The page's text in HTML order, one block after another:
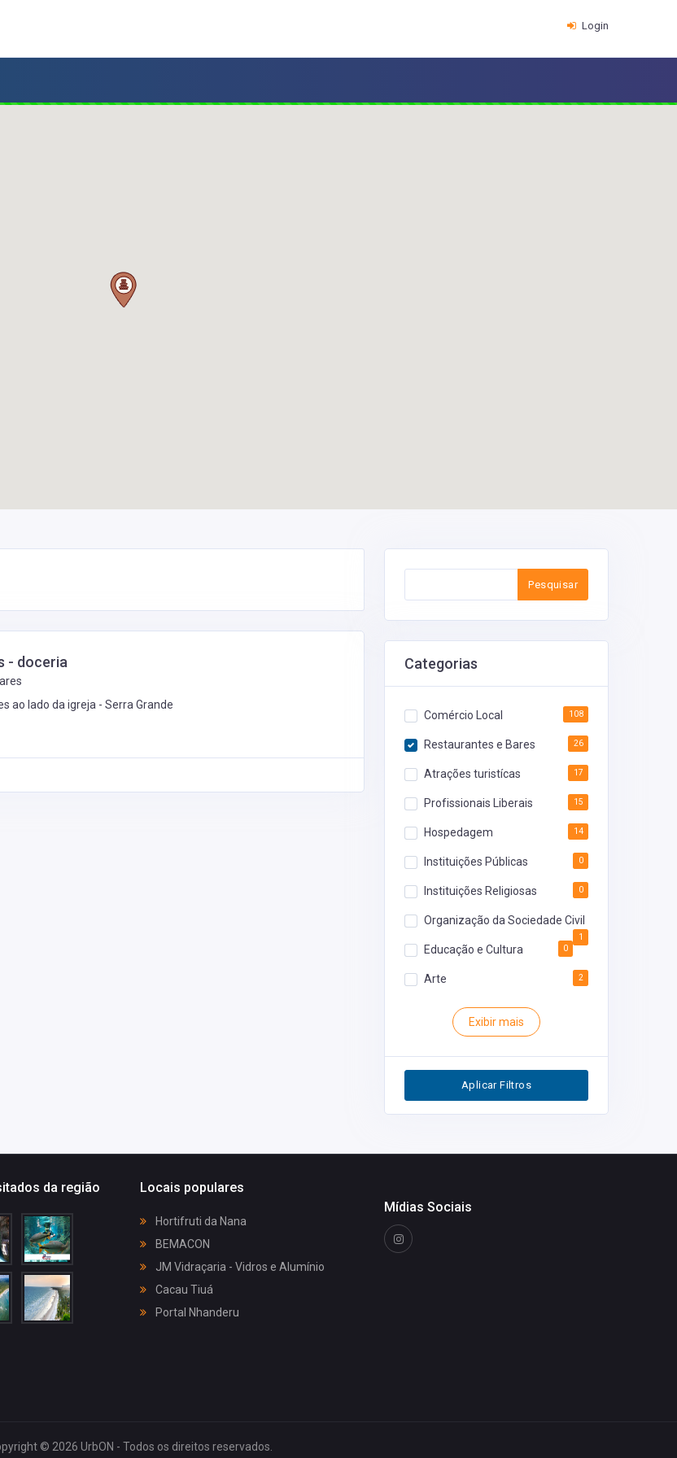
Login
- doceria
ao lado da igreja -Serra Grande
Pesquisar
Categorias
Comércio Local 108
Restaurantes e Bares 26
Atrações turistícas 17
Profissionais Liberais 15
Hospedagem 14
Instituições Públicas 0
Instituições Religiosas 0
Organização da Sociedade Civil
1
Educação e Cultura 0
Arte 2
Rodoviária
Inventário
Exibir mais
Aplicar Filtros
da região Locais populares
Hortifruti da Nana
BEMACON
JM Vidraçaria - Vidros e Alumínio
Cacau Tiuá
Portal Nhanderu
Mídias Sociais
© 2026 UrbON - Todos os direitos reservados.